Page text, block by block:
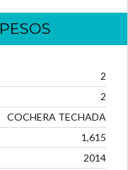
PESOS
2
2
COCHERA TECHADA
1,615
2014